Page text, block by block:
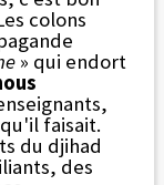
colons
» qui endort
faisait.
du djihad
des